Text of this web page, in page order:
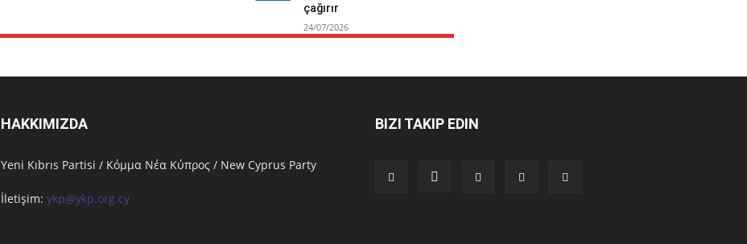
çağırır
24/07/2026
HAKKIMIZDA
Υeni Kıbrıs Partisi / Κόμμα Νέα Κύπρος / New Cyprus Party
İletişim: ykp@ykp.org.cy
BIZI TAKIP EDIN